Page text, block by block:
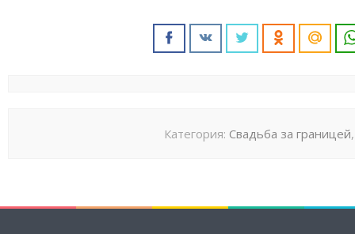
Категория: Свадьба за границей